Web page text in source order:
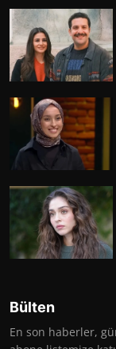
Bülten
En son haberler,